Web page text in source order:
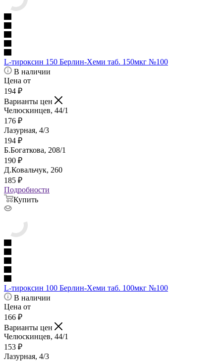
L-тироксин 150 Берлин-Хеми таб. 150мкг №100
В наличии
Цена от
194 ₽
Варианты цен
Челюскинцев, 44/1
176 ₽
Лазурная, 4/3
194 ₽
Б.Богаткова, 208/1
190 ₽
Д.Ковальчук, 260
185 ₽
Подробности
Купить
L-тироксин 100 Берлин-Хеми таб. 100мкг №100
В наличии
Цена от
166 ₽
Варианты цен
Челюскинцев, 44/1
153 ₽
Лазурная, 4/3